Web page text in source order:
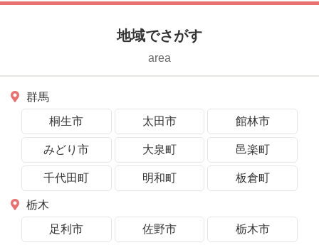
地域でさがす
area
群馬
桐生市
太田市 館林市
みどり市 大泉町 邑楽町
千代田町 明和町 板倉町
栃木
足利市
佐野市 栃木市